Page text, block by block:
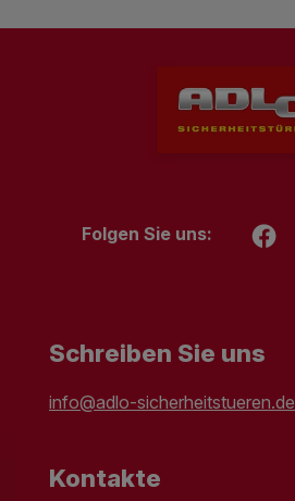
Folgen Sie uns:
Schreiben Sie uns
info@adlo-sicherheitstueren.de
Kontakte